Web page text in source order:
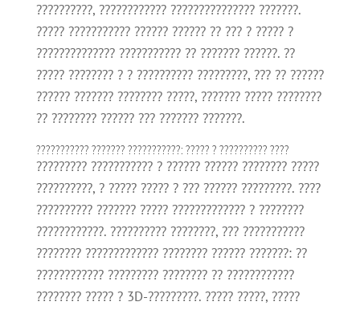
??????????, ???????????? ??????????????? ???????.
????? ??????????? ?????? ?????? ?? ??? ? ????? ?
?????????????? ??????????? ?? ??????? ??????. ??
????? ???????? ? ? ?????????? ?????????, ??? ?? ??????
?????? ??????? ???????? ?????, ??????? ????? ????????
?? ???????? ?????? ??? ??????? ???????.
??????????? ??????? ???????????: ????? ? ?????????? ????
????????? ??????????? ? ?????? ?????? ???????? ?????
??????????, ? ????? ????? ? ??? ?????? ?????????. ????
?????????? ??????? ????? ????????????? ? ????????
????????????. ?????????? ????????, ??? ???????????
???????? ????????????? ???????? ?????? ???????: ??
???????????? ????????? ???????? ?? ????????????
???????? ????? ? 3D-?????????. ????? ?????, ?????